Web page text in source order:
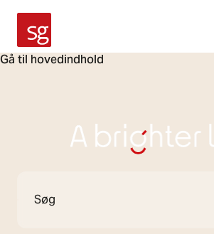
Gå til hovedindhold
SG Armaturen
A Brighter Life